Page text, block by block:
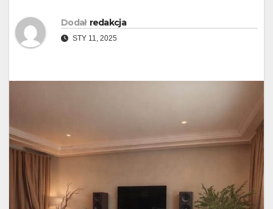
Dodał redakcja
STY 11, 2025